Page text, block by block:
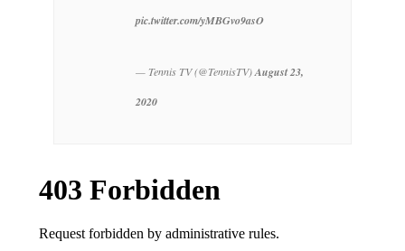
pic.twitter.com/yMBGvo9asO
— Tennis TV (@TennisTV)August 23,
2020